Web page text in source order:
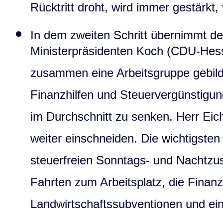
Rücktritt droht, wird immer
In dem zweiten Schritt übernimmt
Ministerpräsidenten Koch (CDU-
zusammen eine Arbeitsgruppe
Finanzhilfen und
im Durchschnitt zu senken. Herr
weiter einschneiden. Die
steuerfreien Sonntags- und
Fahrten zum Arbeitsplatz, die
Landwirtschaftssubventionen und